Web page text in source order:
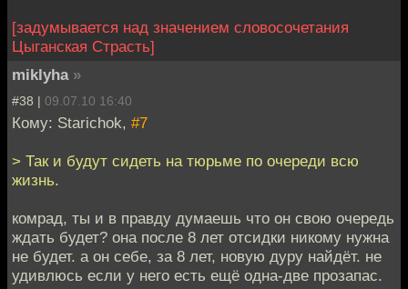
[задумывается над значением словосочетания
Цыганская Страсть]
miklyha »
#38 | 09.07.10 16:40
Кому: Starichok, #7
> Так и будут сидеть на тюрьме по очереди всю
жизнь.
комрад, ты и в правду думаешь что он свою очередь
ждать будет? она после 8 лет отсидки никому нужна
не будет. а он себе, за 8 лет, новую дуру найдёт. не
удивлюсь если у него есть ещё одна-две прозапас.